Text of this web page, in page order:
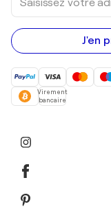
votre
adresse
e-
mail
J'en
Virement
bancaire